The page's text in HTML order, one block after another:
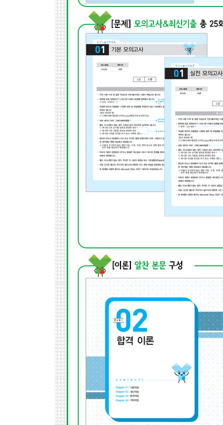
Section 05 최신 기출문제 5회
Section 06 최신 기출문제 6회
Section 07 최신 기출문제 7회
Section 08 최신 기출문제 8회
Section 09 최신 기출문제 9회
Section 10 최신 기출문제 10회
|2권| 데이터베이스
PART 01 시험 준비 과정
Section 01 작업별 구성요소 및 배점
Section 02 [2011컴활1급] 데이터베이스 폴더
Section 03 회별 숨은 기능 찾기
PART 02 합격 이론
Chapter 01 DB 구축
Section 01 테이블 완성
Section 02 필드 조회 속성 설정
Section 03 관계 설정
Section 04 외부 데이터 가져오기
Chapter 02 입력 및 수정 기능 구현
Section 01 폼 속성 지정
Section 02 컨트롤 속성 지정
Section 03 콤보 상자 컨트롤 속성
Section 04 하위 폼 삽입
Chapter 03 조회 및 출력 기능 구현
Section 01 보고서 완성
Section 02 조회 작업